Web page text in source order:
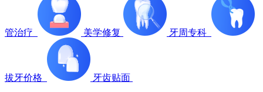
管治疗 美学修复 牙周专科
拔牙价格
牙齿贴面